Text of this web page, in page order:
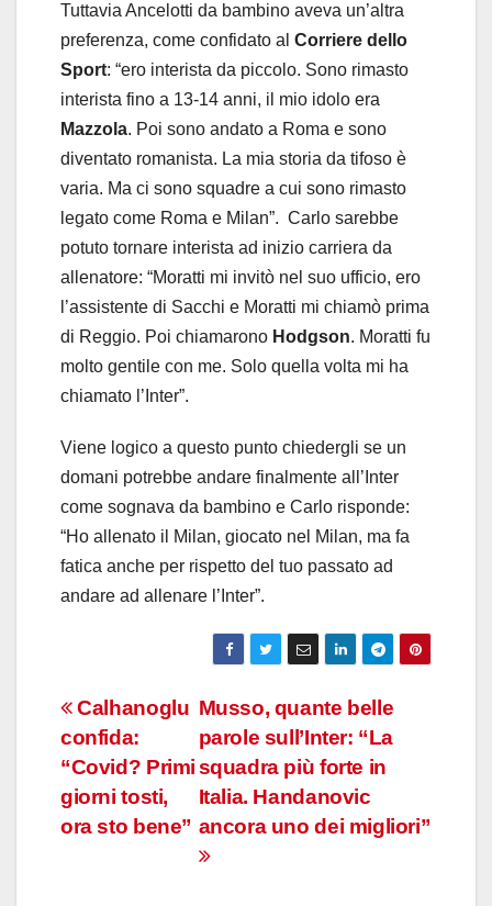
Tuttavia Ancelotti da bambino aveva un’altra
preferenza, come confidato al Corriere dello
Sport: “ero interista da piccolo. Sono rimasto
interista fino a 13-14 anni, il mio idolo era
Mazzola. Poi sono andato a Roma e sono
diventato romanista. La mia storia da tifoso è
varia. Ma ci sono squadre a cui sono rimasto
legato come Roma e Milan”. Carlo sarebbe
potuto tornare interista ad inizio carriera da
allenatore: “Moratti mi invitò nel suo ufficio, ero
l’assistente di Sacchi e Moratti mi chiamò prima
di Reggio. Poi chiamarono Hodgson. Moratti fu
molto gentile con me. Solo quella volta mi ha
chiamato l’Inter”.
Viene logico a questo punto chiedergli se un
domani potrebbe andare finalmente all’Inter
come sognava da bambino e Carlo risponde:
“Ho allenato il Milan, giocato nel Milan, ma fa
fatica anche per rispetto del tuo passato ad
andare ad allenare l’Inter”.
Navigazione
articoli
Musso, quante belle
parole sull’Inter: “La
squadra più forte in
Italia. Handanovic
ancora uno dei migliori”
Calhanoglu
confida:
“Covid? Primi
giorni tosti,
ora sto bene”